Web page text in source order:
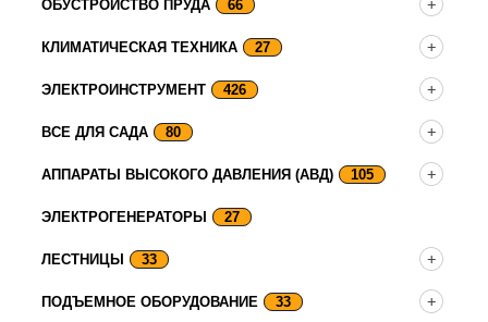
ОБУСТРОЙСТВО ПРУДА 66
КЛИМАТИЧЕСКАЯ ТЕХНИКА 27
ЭЛЕКТРОИНСТРУМЕНТ 426
ВСЕ ДЛЯ САДА 80
АППАРАТЫ ВЫСОКОГО ДАВЛЕНИЯ (АВД) 105
ЭЛЕКТРОГЕНЕРАТОРЫ 27
ЛЕСТНИЦЫ 33
ПОДЪЕМНОЕ ОБОРУДОВАНИЕ 33